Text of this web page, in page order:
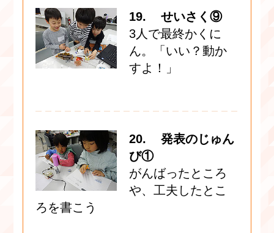
19. せいさく⑨
3人で最終かくに
ん。「いい？動か
すよ！」
20. 発表のじゅん
び①
がんばったところ
や、工夫したとこ
ろを書こう